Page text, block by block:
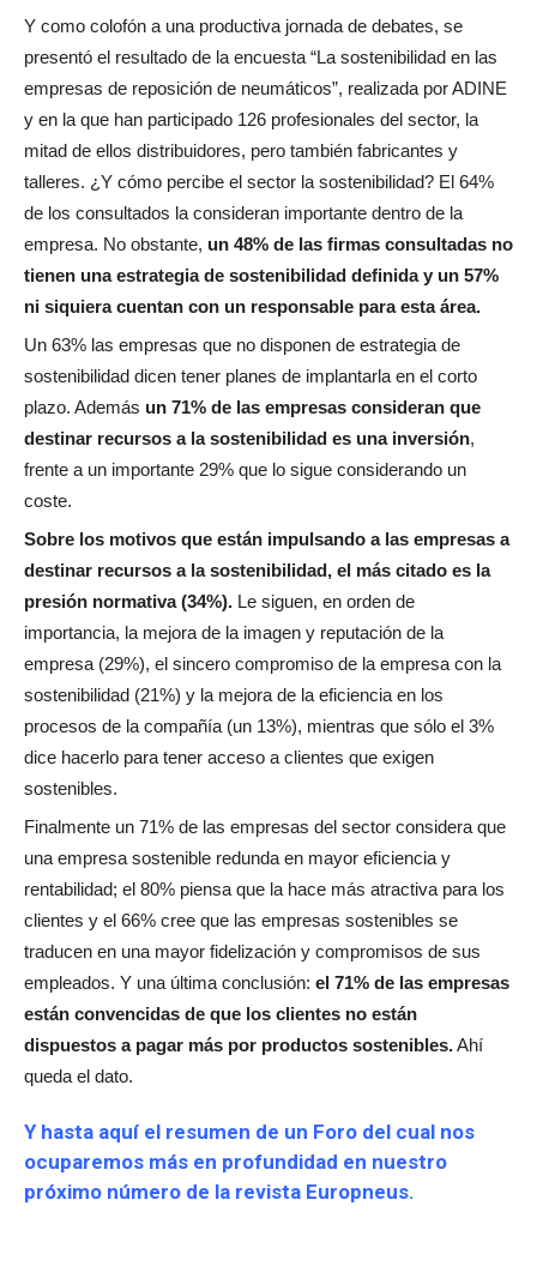
Y como colofón a una productiva jornada de debates, se
presentó el resultado de la encuesta “La sostenibilidad en las
empresas de reposición de neumáticos”, realizada por ADINE
y en la que han participado 126 profesionales del sector, la
mitad de ellos distribuidores, pero también fabricantes y
talleres. ¿Y cómo percibe el sector la sostenibilidad? El 64%
de los consultados la consideran importante dentro de la
empresa. No obstante, un 48% de las firmas consultadas no
tienen una estrategia de sostenibilidad definida y un 57%
ni siquiera cuentan con un responsable para esta área.
Un 63% las empresas que no disponen de estrategia de
sostenibilidad dicen tener planes de implantarla en el corto
plazo. Además un 71% de las empresas consideran que
destinar recursos a la sostenibilidad es una inversión,
frente a un importante 29% que lo sigue considerando un
coste.
Sobre los motivos que están impulsando a las empresas a
destinar recursos a la sostenibilidad, el más citado es la
presión normativa (34%). Le siguen, en orden de
importancia, la mejora de la imagen y reputación de la
empresa (29%), el sincero compromiso de la empresa con la
sostenibilidad (21%) y la mejora de la eficiencia en los
procesos de la compañía (un 13%), mientras que sólo el 3%
dice hacerlo para tener acceso a clientes que exigen
sostenibles.
Finalmente un 71% de las empresas del sector considera que
una empresa sostenible redunda en mayor eficiencia y
rentabilidad; el 80% piensa que la hace más atractiva para los
clientes y el 66% cree que las empresas sostenibles se
traducen en una mayor fidelización y compromisos de sus
empleados. Y una última conclusión: el 71% de las empresas
están convencidas de que los clientes no están
dispuestos a pagar más por productos sostenibles.Ahí
queda el dato.
Y hasta aquí el resumen de un Foro del cual nos
ocuparemos más en profundidad en nuestro
próximo número de la revista Europneus.